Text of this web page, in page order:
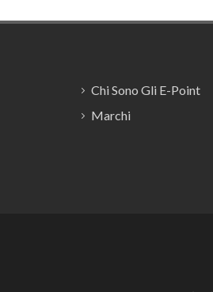
Chi Sono Gli E-Point
Marchi